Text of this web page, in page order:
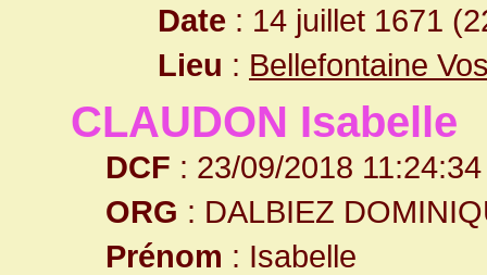
Date : 14 juillet 1671
Lieu : Bellefontaine
CLAUDON Isabelle
DCF : 23/09/2018 11:24:34
ORG : DALBIEZ
Prénom : Isabelle